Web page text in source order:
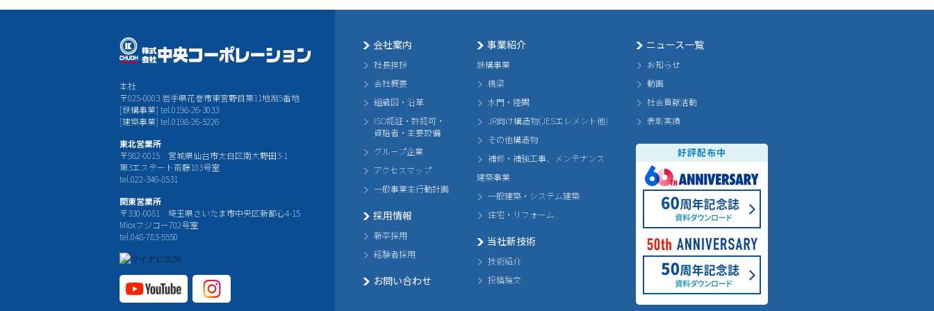
本社
〒025-0003 岩手県花巻市東宮野目第11地割5番地
[鉄構事業] tel.0198-26-3033
[建築事業] tel.0198-26-5226
東北営業所
〒982-0015 宮城県仙台市太白区南大野田3-1
第3エステート斎藤103号室
tel.022-346-8531
関東営業所
〒330-0081 埼玉県さいたま市中央区新都心4-15
Mioxフジコー702号室
tel.048-783-5550
会社案内
社長挨拶
会社概要
組織図・沿革
ISO認証・許認可・
資格者・主要設備
グループ企業
アクセスマップ
一般事業主行動計画
採用情報
新卒採用
経験者採用
お問い合わせ
事業紹介
鉄構事業
橋梁
水門・陸閘
JR向け構造物(JESエレメント他)
その他構造物
補修・補強工事、メンテナンス
建築事業
一般建築・システム建築
住宅・リフォーム
当社新技術
技術紹介
投稿論文
ニュース一覧
お知らせ
動画
社会貢献活動
表彰実績
好評配布中
60th Annivarsary
50th Annivarsary